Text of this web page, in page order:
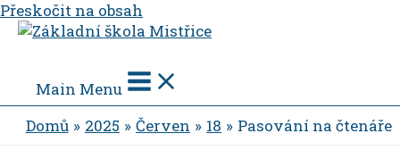
Přeskočit na obsah
Main Menu
Domů
2025 Červen 18 Pasování na čtenáře